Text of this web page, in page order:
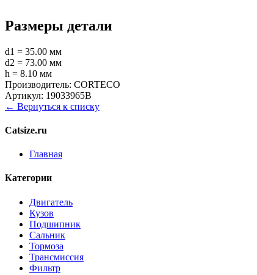
Размеры детали
d1 = 35.00 мм
d2 = 73.00 мм
h = 8.10 мм
Производитель: CORTECO
Артикул: 19033965B
← Вернуться к списку
Catsize.ru
Главная
Категории
Двигатель
Кузов
Подшипник
Сальник
Тормоза
Трансмиссия
Фильтр